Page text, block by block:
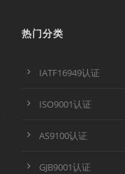
热门分类
IATF16949认证
ISO9001认证
AS9100认证
GJB9001认证